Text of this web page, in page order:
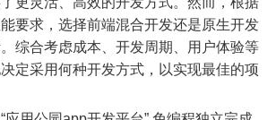
要求，选择前端混合开发还是原生开发
综合考虑成本、开发周期、用户体验等
定采用何种开发方式，以实现最佳的项